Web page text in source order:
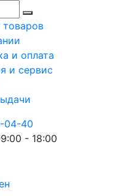
товаров
и оплата
и сервис
04-40
- 18:00